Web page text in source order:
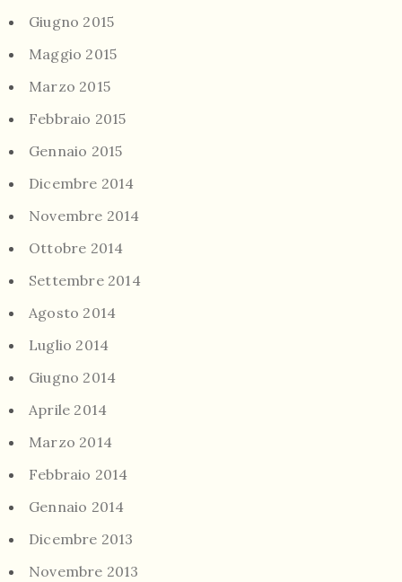
Giugno 2015
Maggio 2015
Marzo 2015
Febbraio 2015
Gennaio 2015
Dicembre 2014
Novembre 2014
Ottobre 2014
Settembre 2014
Agosto 2014
Luglio 2014
Giugno 2014
Aprile 2014
Marzo 2014
Febbraio 2014
Gennaio 2014
Dicembre 2013
Novembre 2013